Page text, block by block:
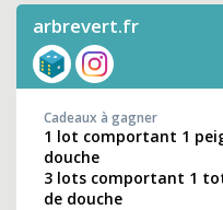
arbrevert.fr
Cadeaux à gagner
1 lot comportant 1
douche
3 lots comportant 1
de douche